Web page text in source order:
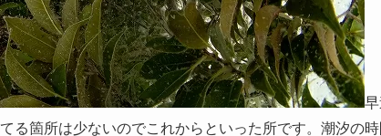
る箇所は少ないのでこれからといった所です。潮汐の